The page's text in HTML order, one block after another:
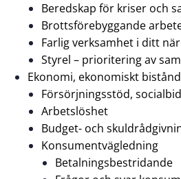
Beredskap för kriser och
Brottsförebyggande
Farlig verksamhet i ditt
Styrel – prioritering av
Ekonomi, ekonomiskt bistånd
Försörjningsstöd,
Arbetslöshet
Budget- och
Konsumentvägledning
Betalningsbestridande